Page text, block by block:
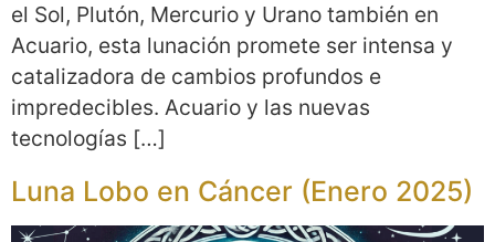
el Sol, Plutón, Mercurio y Urano también en
Acuario, esta lunación promete ser intensa y
catalizadora de cambios profundos e
impredecibles. Acuario y las nuevas
tecnologías […]
Luna Lobo en Cáncer (Enero 2025)